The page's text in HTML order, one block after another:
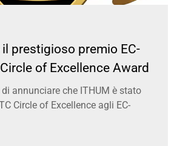
prestigioso premio EC-
of Excellence Award
annunciare che ITHUM è stato
Circle of Excellence agli EC-